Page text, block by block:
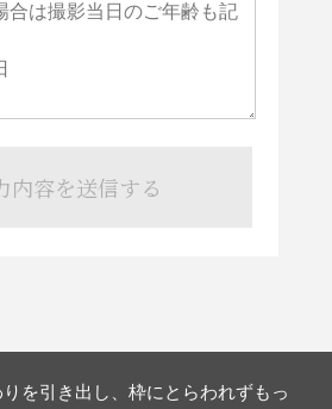
内容を送信する
を引き出し、枠にとらわれずもっ